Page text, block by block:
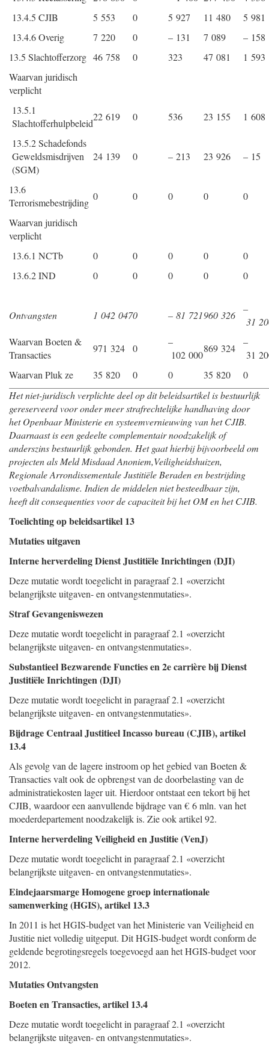
13.4.5 CJIB
5 553 0 5 927 11 480
5 981
13.4.6 Overig
7 220 0 – 131 7 089
– 158
13.5 Slachtofferzorg 46 758 0 323 47 081
1 593
Waarvan juridisch
verplicht
13.5.1
Slachtofferhulpbeleid
22 619 0 536 23 155 1 608
13.5.2 Schadefonds
Geweldsmisdrijven
(SGM)
24 139 0 – 213 23 926 – 15
13.6
Terrorismebestrijding
0 0 0 0 0
Waarvan juridisch
verplicht
13.6.1 NCTb
0 0 0 0
0
13.6.2 IND
0 0 0 0 0
Ontvangsten 1 042 0470 – 81 721960 326
–
31
Waarvan Boeten &
Transacties
971 324 0
–
102 000
869 324
–
31
Waarvan Pluk ze
35 820 0 0 35 820
0
Het niet-juridisch verplichte deel op dit beleidsartikel is bestuurlijk
gereserveerd voor onder meer strafrechtelijke handhaving door
het Openbaar Ministerie en systeemvernieuwing van het CJIB.
Daarnaast is een gedeelte complementair noodzakelijk of
anderszins bestuurlijk gebonden. Het gaat hierbij bijvoorbeeld om
projecten als Meld Misdaad Anoniem,Veiligheidshuizen,
Regionale Arrondissementale Justitiële Beraden en bestrijding
voetbalvandalisme. Indien de middelen niet besteedbaar zijn,
heeft dit consequenties voor de capaciteit bij het OM en het CJIB.
Toelichting op beleidsartikel 13
Mutaties uitgaven
Interne herverdeling Dienst Justitiële Inrichtingen (DJI)
Deze mutatie wordt toegelicht in paragraaf 2.1 «overzicht
belangrijkste uitgaven- en ontvangstenmutaties».
Straf Gevangeniswezen
Deze mutatie wordt toegelicht in paragraaf 2.1 «overzicht
belangrijkste uitgaven- en ontvangstenmutaties».
Substantieel Bezwarende Functies en 2e carrière bij Dienst
Justitiële Inrichtingen (DJI)
Deze mutatie wordt toegelicht in paragraaf 2.1 «overzicht
belangrijkste uitgaven- en ontvangstenmutaties».
Bijdrage Centraal Justitieel Incasso bureau (CJIB), artikel
13.4
Als gevolg van de lagere instroom op het gebied van Boeten &
Transacties valt ook de opbrengst van de doorbelasting van de
administratiekosten lager uit. Hierdoor ontstaat een tekort bij het
CJIB, waardoor een aanvullende bijdrage van € 6 mln. van het
moederdepartement noodzakelijk is. Zie ook artikel 92.
Interne herverdeling Veiligheid en Justitie (VenJ)
Deze mutatie wordt toegelicht in paragraaf 2.1 «overzicht
belangrijkste uitgaven- en ontvangstenmutaties».
Eindejaarsmarge Homogene groep internationale
samenwerking (HGIS), artikel 13.3
In 2011 is het HGIS-budget van het Ministerie van Veiligheid en
Justitie niet volledig uitgeput. Dit HGIS-budget wordt conform de
geldende begrotingsregels toegevoegd aan het HGIS-budget voor
2012.
Mutaties Ontvangsten
Boeten en Transacties, artikel 13.4
Deze mutatie wordt toegelicht in paragraaf 2.1 «overzicht
belangrijkste uitgaven- en ontvangstenmutaties».